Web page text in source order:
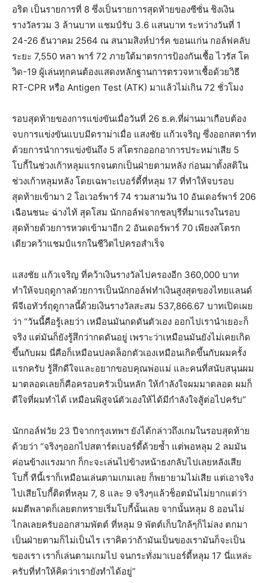
อริต เป็นรายการที่ 8 ซึ่งเป็นรายการสุดท้ายของซีซั่น ชิงเงิน
รางวัลรวม 3 ล้านบาท แชมป์รับ 3.6 แสนบาท ระหว่างวันที่ 1
24-26 ธันวาคม 2564 ณ สนามสิงห์ปาร์ค ขอนแก่น กอล์ฟคลับ
ระยะ 7,550 หลา พาร์ 72 ภายใต้มาตรการป้องกันเชื้อ ไวรัส โค
วิด-19 ผู้เล่นทุกคนต้องแสดงหลักฐานการตรวจหาเชื้อด้วยวิธี
RT-CPR หรือ Antigen Test (ATK) มาแล้วไม่เกิน 72 ชั่วโมง
รอบสุดท้ายของการแข่งขันเมื่อวันที่ 26 ธ.ค.ที่ผ่านมาเกือบต้อง
จบการแข่งขันแบบมีดราม่าเมื่อ แสงชัย แก้วเจริญ ซึ่งออกสตาร์ท
ด้วยการนำการแข่งขันถึง 5 สโตรกออกอาการประหม่าเสีย 5
โบกี้ในช่วงเก้าหลุมแรกจนตกเป็นฝ่ายตามหลัง ก่อนมาตั้งสติใน
ช่วงเก้าหลุมหลัง โดยเฉพาะเบอร์ดี้ที่หลุม 17 ที่ทำให้จบรอบ
สุดท้ายเข้ามา 2 โอเวอร์พาร์ 74 รวมสามวัน 10 อันเดอร์พาร์ 206
เฉือนชนะ ฉ่างไท้ สุดโสม นักกอล์ฟจากชลบุรีที่มาแรงในรอบ
สุดท้ายด้วยการหวดเข้ามาอีก 2 อันเดอร์พาร์ 70 เพียงสโตรก
เดียวคว้าแชมป์แรกในชีวิตไปครอสำเร็จ
แสงชัย แก้วเจริญ ที่คว้าเงินรางวัลไปครองอีก 360,000 บาท
ทำให้จบฤดูกาลด้วยการเป็นนักกอล์ฟทำเงินสูงสุดของไทยแลนด์
พีจีเอทัวร์ฤดูกาลนี้ด้วยเงินรางวัลสะสม 537,866.67 บาทเปิดเผย
ว่า “วันนี้คือรู้เลยว่า เหมือนมันกดดันตัวเอง ออกไปเรานำเยอะก็
จริง แต่มันก็ยังรู้สึกว่ากดดันอยู่ เพราะว่าเหมือนมันยังไม่เคยเกิด
ขึ้นกับผม นี่คือก็เหมือนปลดล็อกตัวเองเหมือนเกิดขึ้นกับผมครั้ง
แรกครับ รู้สึกดีใจและอยากขอบคุณพ่อแม่ และคนที่สนับสนุนผม
มาตลอดเลยก็คือครอบครัวเป็นหลัก ให้กำลังใจผมมาตลอด ผมก็
ดีใจที่ผมทำได้ เหมือนพิสูจน์ตัวเองให้ได้มีกำลังใจสู้ต่อไปครับ”
นักกอล์ฟวัย 23 ปีจากกรุงเทพฯ ยังได้กล่าวถึงเกมในรอบสุดท้าย
ด้วยว่า “จริงๆออกไปสตาร์ตเบอร์ดี้ด้วยซ้ำ แต่พอหลุม 2 ลมมัน
ค่อนข้างแรงมาก ก็กะจะเล่นไปข้างหน้าธงกลับไปเลยหลังเสีย
โบกี้ ทีนี้เราก็เหมือนเล่นตามเกมเลย ก็พยายามไม่เสีย แต่เอาจริง
ไปเสียโบกี้ติดที่หลุม 7, 8 และ 9 จริงๆแล้วช็อตมันไม่ยากแต่ว่า
ผมตีพลาดก็เลยตกทรายเริ่มโบกี้นั้นเลย จากนั้นหลุม 8 ออนไม่
ไกลเลยครับออกสามพัตต์ ที่หลุม 9 พัตต์เก็บใกล้ๆก็ไม่ลง ตกมา
เป็นฝ่ายตามก็ไม่เป็นไร เราคิดว่าถ้ามันเป็นของเรามันก็จะเป็น
ของเรา เราก็เล่นตามเกมไป จนกระทั่งมาเบอร์ดี้หลุม 17 นี่แหล่ะ
ครับที่ทำให้คิดว่าเรายังทำได้อยู่”